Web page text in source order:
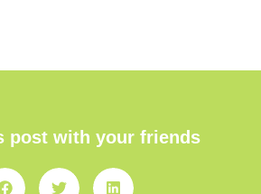
post with your friends